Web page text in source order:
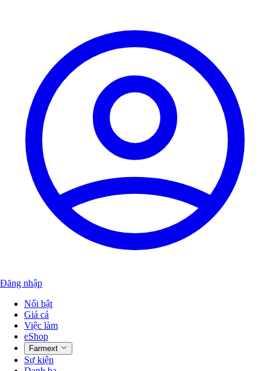
Đăng nhập
Nổi bật
Giá cả
Việc làm
eShop
Farmext
Sự kiện